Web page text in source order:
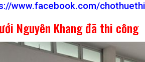
www.facebook.com/
Nguyên Khang đã thi công